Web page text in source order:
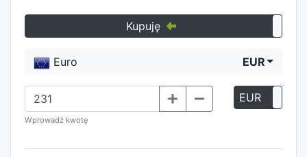
Kupuję
Euro EUR
Wprowadź kwotę
EUR